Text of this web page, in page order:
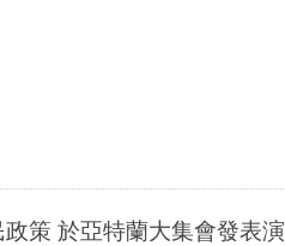
策 於亞特蘭大集會發表演